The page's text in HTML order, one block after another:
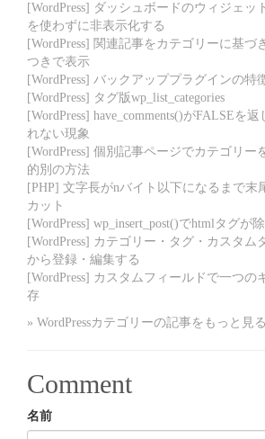
[WordPress] ダッシュボードのウィジェッ
を使わずに非表示化する
[WordPress] 関連記事をカテゴリーに基づ
つきで表示
[WordPress] バックアッププラグインの特
[WordPress] タグ版wp_list_categories
[WordPress] have_comments()がFALSEを
れない現象
[WordPress] 個別記事ページでカテゴリー
的別の方法
[PHP] 文字長がnバイト以下になるまで末
カット
[WordPress] wp_insert_post()でhtmlタグが
[WordPress] カテゴリー・タグ・カスタム
から登録・編集する
[WordPress] カスタムフィールドで一つの
存
» WordPressカテゴリーの記事をもっと見る
Comment
名前